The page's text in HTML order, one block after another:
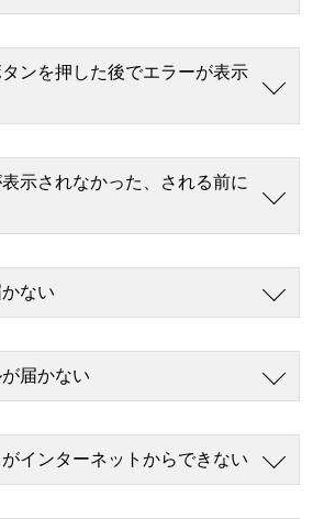
タンを押した後でエラーが表示
示されなかった、される前に
ない
届かない
インターネットからできない